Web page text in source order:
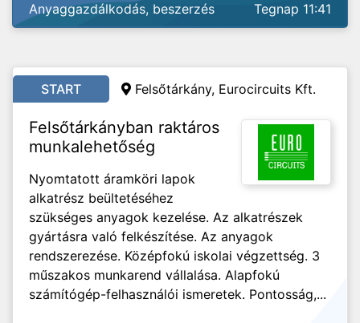
Anyaggazdálkodás, beszerzés Tegnap 11:41
START Felsőtárkány, Eurocircuits Kft.
Felsőtárkányban raktáros
munkalehetőség
Nyomtatott áramköri lapok
alkatrész beültetéséhez
szükséges anyagok kezelése. Az alkatrészek
gyártásra való felkészítése. Az anyagok
rendszerezése. Középfokú iskolai végzettség. 3
műszakos munkarend vállalása. Alapfokú
számítógép-felhasználói ismeretek. Pontosság,...